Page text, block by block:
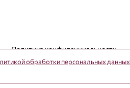
Политика конфиденциальности
обработки персональных данных